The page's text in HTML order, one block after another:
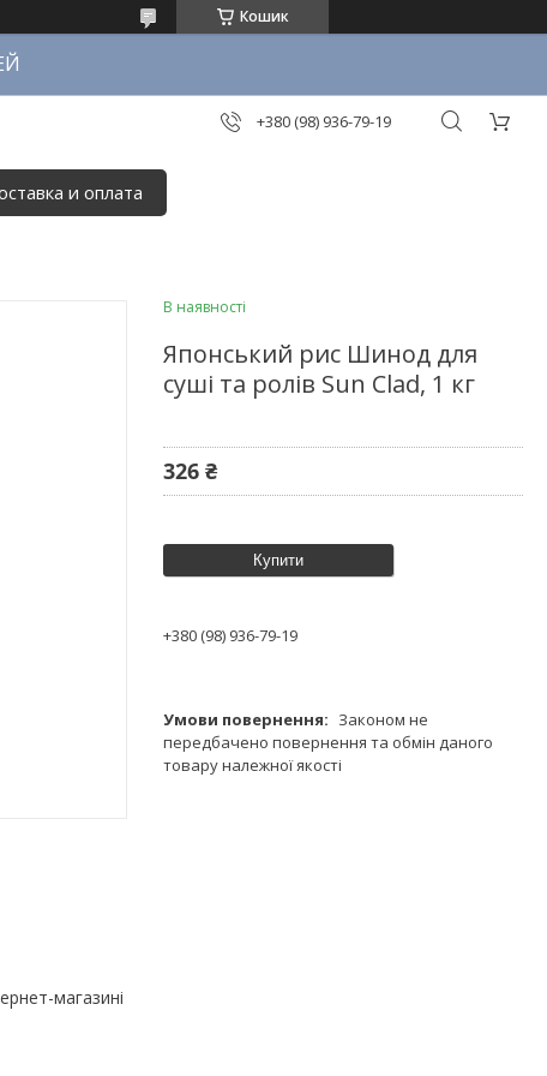
Кошик
+380 (98) 936-79-19
и оплата
магазині
В наявності
Японський рис Шинод для
суші та ролів Sun Clad, 1 кг
326 ₴
Купити
+380 (98) 936-79-19
Законом не
передбачено повернення та обмін даного
товару належної якості